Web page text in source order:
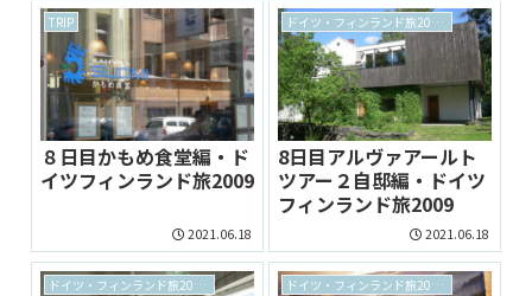
TRIP
８日目かもめ食堂編・ド
イツフィンランド旅2009
2021.06.18
ドイツ・フィンランド旅2009 archive
8日目アルヴァアールト
ツアー２自邸編・ドイツ
フィンランド旅2009
2021.06.18
ドイツ・フィンランド旅2009 archive ドイツ・フィンランド旅2009 archive